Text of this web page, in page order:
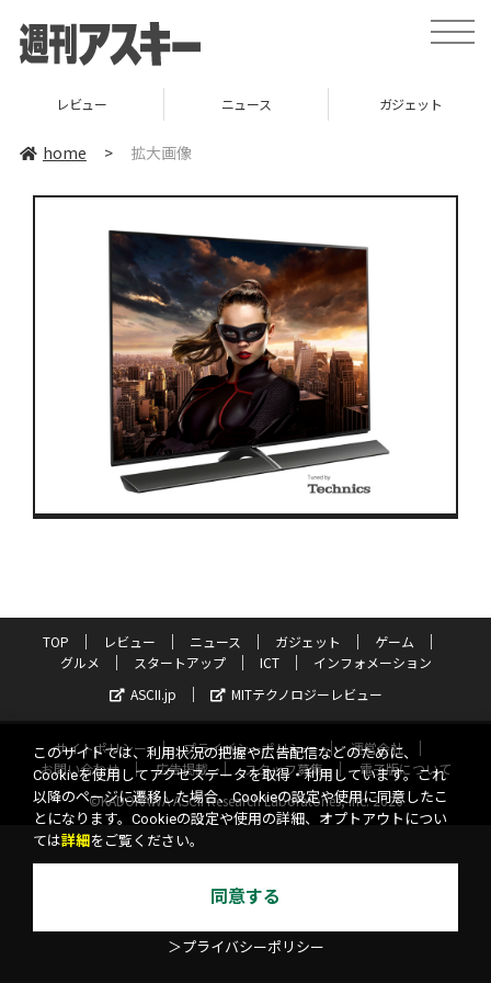
toggle
レビュー ニュース ガジェット
home > 拡大画像
TOP レビュー ニュース ガジェット
ゲーム
グルメ
スタートアップ ICT
インフォメーション
ASCII.jp
MITテクノロジーレビュー
サイトポリシー プライバシーポリシー
運営会社
お問い合わせ
広告掲載 スタッフ募集
電子版について
©KADOKAWA ASCII Research Laboratories, Inc. 2026
このサイトでは、利用状況の把握や広告配信などのために、
Cookieを使用してアクセスデータを取得・利用しています。これ
以降のページに遷移した場合、Cookieの設定や使用に同意したこ
とになります。Cookieの設定や使用の詳細、オプトアウトについ
ては詳細 をご覧ください。
同意する
＞プライバシーポリシー